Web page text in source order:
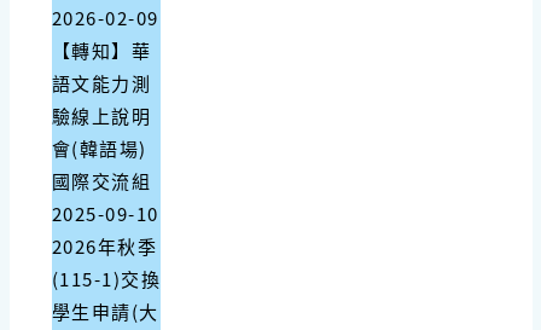
2026-02-09
【轉知】華
語文能力測
驗線上說明
會(韓語場)
國際交流組
2025-09-10
2026年秋季
(115-1)交換
學生申請(大